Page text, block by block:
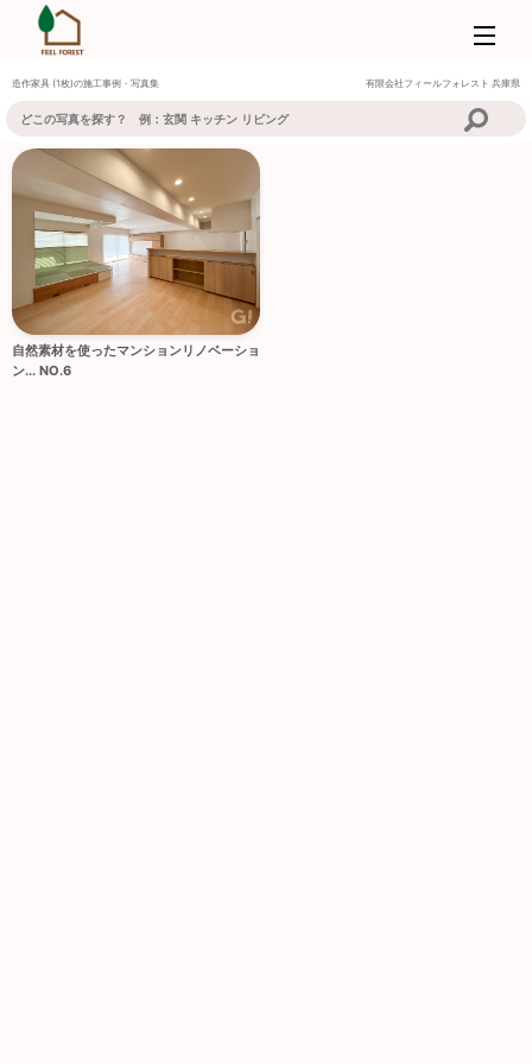
造作家具 (1枚)の施工事例・写真集 有限会社フィールフォレスト 兵庫県
自然素材を使ったマンションリノベーショ
ン... NO.6